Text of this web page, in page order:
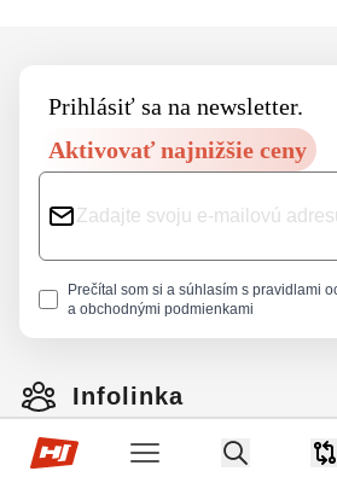
Hop-Sport.sk
Open menu
Search
Prihlásiť sa na newsletter.
Aktivovať najnižšie ceny
Prečítal som si a súhlasím s pravidlami
a obchodnými podmienkami
Infolinka
Pondelok - Piatok 07:00 - 15:00